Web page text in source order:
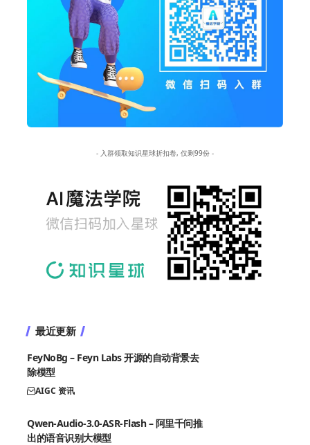
- 入群领取知识星球折扣卷, 仅剩99份 -
最近更新
FeyNoBg – Feyn Labs 开源的自动背景去
除模型
AIGC 资讯
Qwen-Audio-3.0-ASR-Flash – 阿里千问推
出的语音识别大模型